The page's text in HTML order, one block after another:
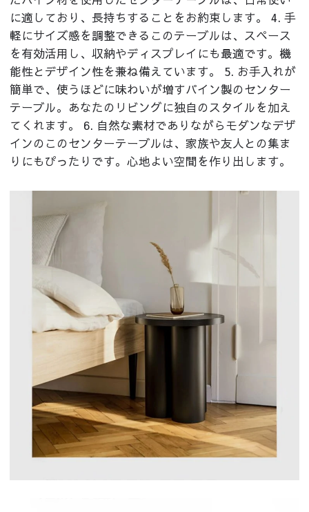
に適しており、長持ちすることをお約束します。 4. 手
軽にサイズ感を調整できるこのテーブルは、スペース
を有効活用し、収納やディスプレイにも最適です。機
能性とデザイン性を兼ね備えています。 5. お手入れが
簡単で、使うほどに味わいが増すパイン製のセンター
テーブル。あなたのリビングに独自のスタイルを加え
てくれます。 6. 自然な素材でありながらモダンなデザ
インのこのセンターテーブルは、家族や友人との集ま
りにもぴったりです。心地よい空間を作り出します。